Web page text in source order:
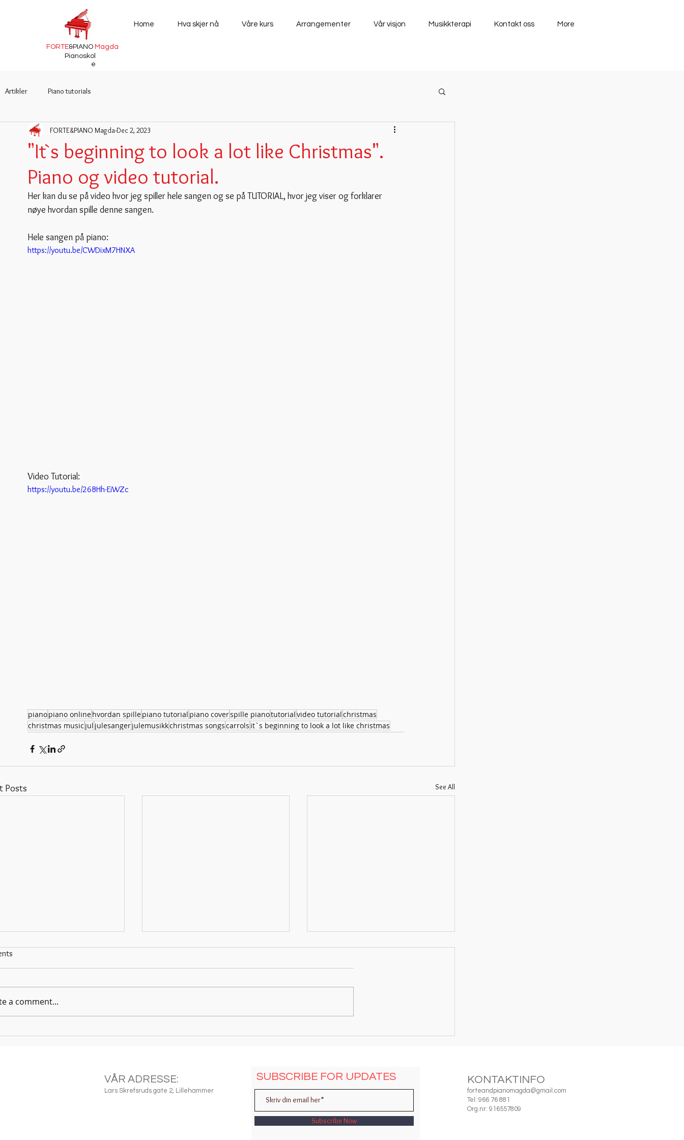
Home Hva skjer nå Våre kurs Arrangementer Vår visjon Musikkterapi Kontakt oss More
FORTE&PIANO Magda
Pianoskol
e
Artikler Piano tutorials
"It`s beginning to look a lot like Christmas".
Piano og video tutorial.
FORTE&PIANO Magda Dec 2, 2023
Her kan du se på video hvor jeg spiller hele sangen og se på TUTORIAL, hvor jeg viser og forklarer
nøye hvordan spille denne sangen.
Hele sangen på piano:
https://youtu.be/CWDixM7HNXA
Video Tutorial:
https://youtu.be/26BHh-EiWZc
pianopiano onlinehvordan spillepiano tutorial piano coverspille pianotutorialvideo tutorialchristmas
christmas music jul julesangerjulemusikkchristmas songscarrols it`s beginning to look a lot like christmas
Posts See All
a comment...
VÅR ADRESSE:
Lars Skrefsruds gate 2, Lillehammer
SUBSCRIBE FOR UPDATES
Subscribe Now
KONTAKTINFO
forteandpianomagda@gmail.com
Tel: 966 76 881
Org.nr: 916557809